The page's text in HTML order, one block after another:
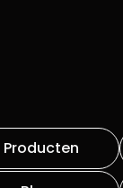
Producten